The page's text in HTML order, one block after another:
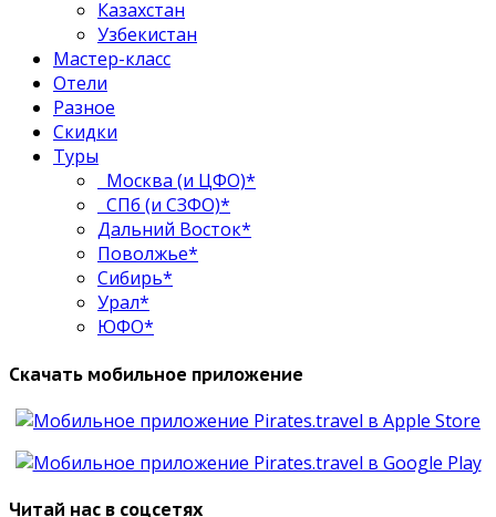
Казахстан
Узбекистан
Мастер-класс
Отели
Разное
Скидки
Туры
Москва (и ЦФО)*
СПб (и СЗФО)*
Дальний Восток*
Поволжье*
Сибирь*
Урал*
ЮФО*
Скачать мобильное приложение
Читай нас в соцсетях